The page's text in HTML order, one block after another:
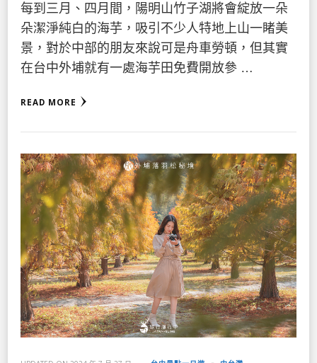
每到三月、四月間，陽明山竹子湖將會綻放一朵
朵潔淨純白的海芋，吸引不少人特地上山一睹美
景，對於中部的朋友來說可是舟車勞頓，但其實
在台中外埔就有一處海芋田免費開放參 …
READ MORE